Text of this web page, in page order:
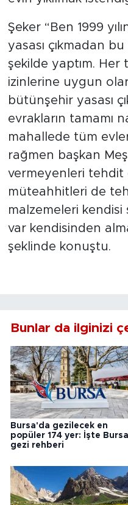
Şeker “Ben 1999
yasası çıkmadan
şekilde yaptım. Her
izinlerine uygun
bütünşehir yasası
evrakların tamamı
mahallede tüm
rağmen başkan
vermeyenleri tehdit
müteahhitleri de
malzemeleri kendisi
var kendisinden
şeklinde konuştu.
Bunlar da ilginizi
Bursa'da gezilecek en
popüler 174 yer: İşte Bursa
gezi rehberi